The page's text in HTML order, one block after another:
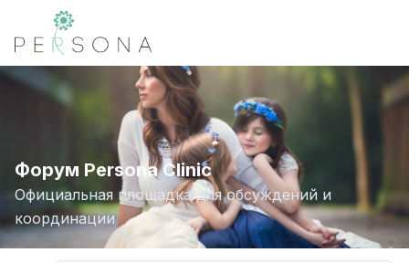
Форум Persona Clinic
Официальная площадка для обсуждений и
координации